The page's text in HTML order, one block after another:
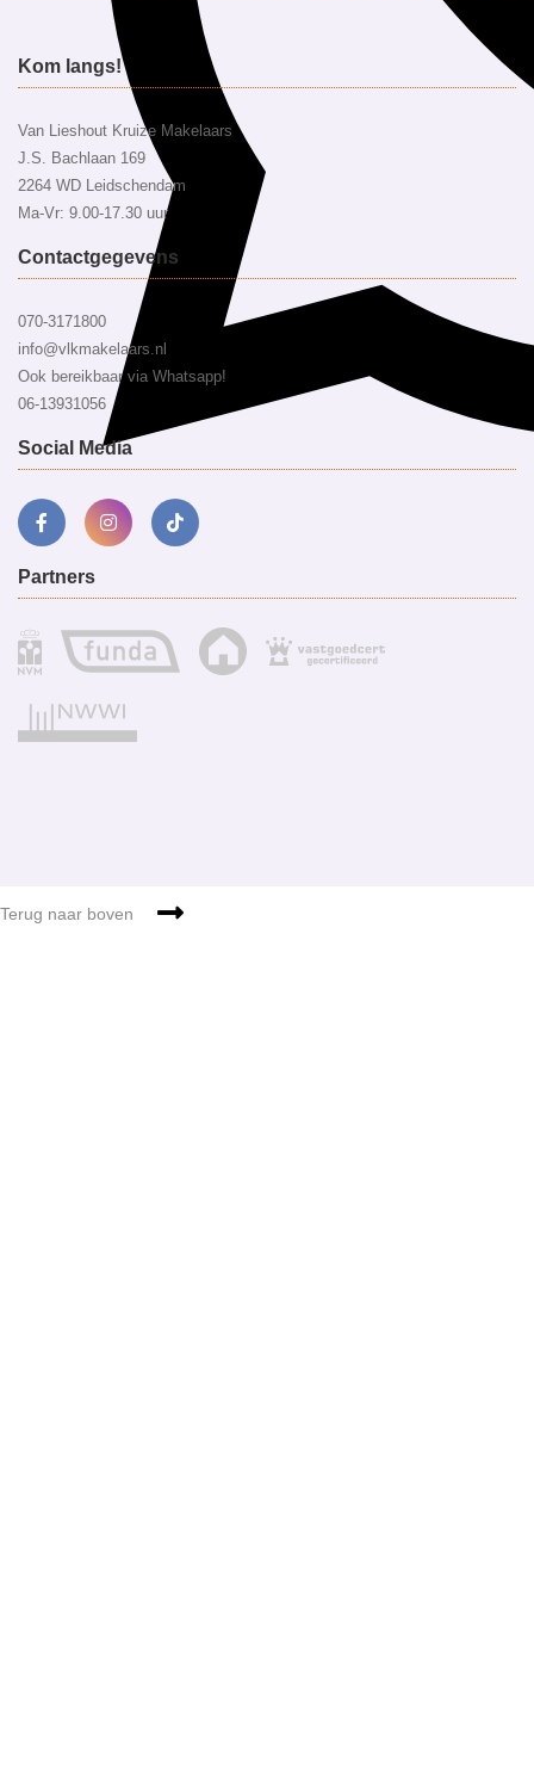
Kom langs!
Van Lieshout Kruize Makelaars
J.S. Bachlaan 169
2264 WD Leidschendam
Ma-Vr: 9.00-17.30 uur
Contactgegevens
070-3171800
info@vlkmakelaars.nl
Ook bereikbaar via Whatsapp!
06-13931056
Social Media
Partners